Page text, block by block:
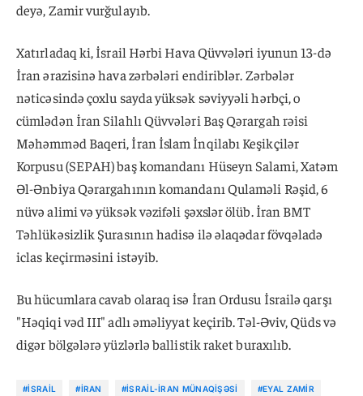
deyə, Zamir vurğulayıb.
Xatırladaq ki, İsrail Hərbi Hava Qüvvələri iyunun 13-də
İran ərazisinə hava zərbələri endiriblər. Zərbələr
nəticəsində çoxlu sayda yüksək səviyyəli hərbçi, o
cümlədən İran Silahlı Qüvvələri Baş Qərargah rəisi
Məhəmməd Baqeri, İran İslam İnqilabı Keşikçilər
Korpusu (SEPAH) baş komandanı Hüseyn Salami, Xatəm
Əl-Ənbiya Qərargahının komandanı Qulaməli Rəşid, 6
nüvə alimi və yüksək vəzifəli şəxslər ölüb. İran BMT
Təhlükəsizlik Şurasının hadisə ilə əlaqədar fövqəladə
iclas keçirməsini istəyib.
Bu hücumlara cavab olaraq isə İran Ordusu İsrailə qarşı
"Həqiqi vəd III" adlı əməliyyat keçirib. Təl-Əviv, Qüds və
digər bölgələrə yüzlərlə ballistik raket buraxılıb.
#İSRAIL #İRAN #İSRAIL-İRAN MÜNAQIŞƏSI #EYAL ZAMIR